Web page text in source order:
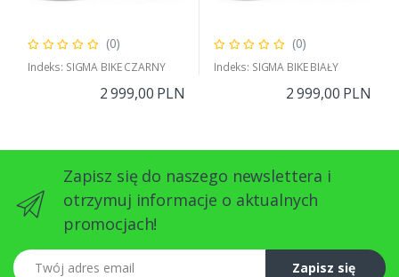
(0)
Indeks: SIGMA BIKE CZARNY
2 999,00 PLN
(0)
Indeks: SIGMA BIKE BIAŁY
2 999,00 PLN
Zapisz się do naszego newslettera i
otrzymuj informacje o aktualnych
promocjach!
Twój adres email
Zapisz się